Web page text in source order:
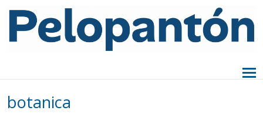
botanica